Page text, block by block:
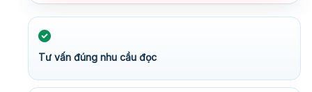
Tư vấn đúng nhu cầu đọc